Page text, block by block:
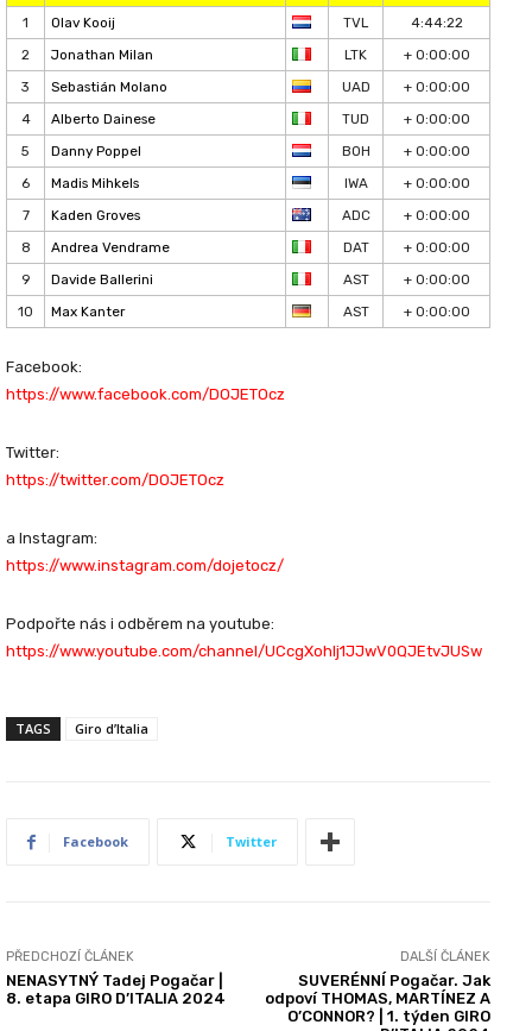
1
Olav Kooij TVL
4:44:22
2
Jonathan Milan LTK
+ 0:00:00
3
Sebastián Molano UAD
+ 0:00:00
4
Alberto Dainese TUD
+ 0:00:00
5
Danny Poppel BOH
+ 0:00:00
6
Madis Mihkels IWA
+ 0:00:00
7
Kaden Groves ADC
+ 0:00:00
8
Andrea Vendrame DAT
+ 0:00:00
9
Davide Ballerini AST
+ 0:00:00
10
Max Kanter AST + 0:00:00
Facebook:
https://www.facebook.com/DOJETOcz​
Twitter:
https://twitter.com/DOJETOcz​
a Instagram:
https://www.instagram.com/dojetocz/
Podpořte nás i odběrem na youtube:
https://www.youtube.com/channel/UCcgXohlj1JJwV0QJEtvJUSw
TAGS Giro d’Italia
Facebook Twitter
PŘEDCHOZÍ ČLÁNEK
NENASYTNÝ Tadej Pogačar |
8. etapa GIRO D’ITALIA 2024
DALŠÍ ČLÁNEK
SUVERÉNNÍ Pogačar. Jak
odpoví THOMAS, MARTÍNEZ A
O’CONNOR? | 1. týden GIRO